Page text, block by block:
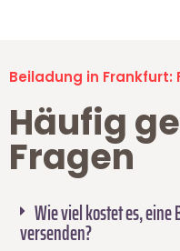
Beiladung in Frankfurt:
Häufig
Fragen
Wie viel kostet es,
versenden?